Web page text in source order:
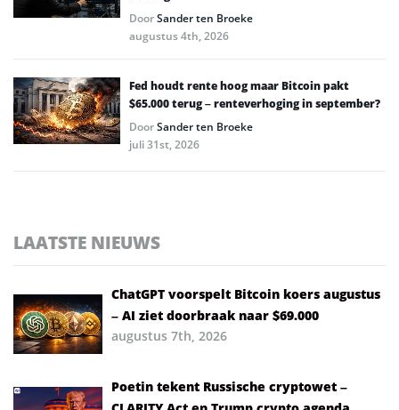
DoorSander ten Broeke
augustus 4th, 2026
Fed houdt rente hoog maar Bitcoin pakt
$65.000 terug – renteverhoging in september?
DoorSander ten Broeke
juli 31st, 2026
LAATSTE NIEUWS
ChatGPT voorspelt Bitcoin koers augustus
– AI ziet doorbraak naar $69.000
augustus 7th, 2026
Poetin tekent Russische cryptowet –